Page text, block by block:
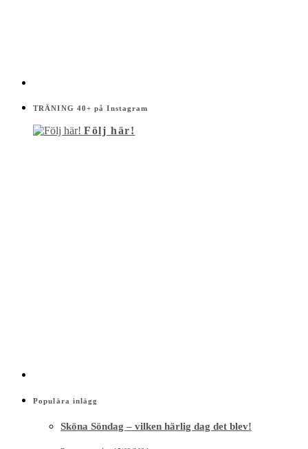
TRÄNING 40+ på Instagram
Följ här!
Populära inlägg
Sköna Söndag – vilken härlig dag det blev!